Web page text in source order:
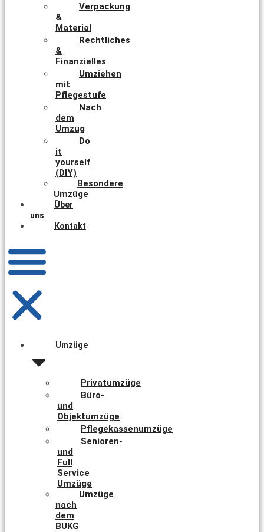
Verpackung
&
Material
Rechtliches
&
Finanzielles
Umziehen
mit
Pflegestufe
Nach
dem
Umzug
Do
it
yourself
(DIY)
Besondere
Umzüge
Über
uns
Kontakt
Umzüge
Privatumzüge
Büro-
und
Objektumzüge
Pflegekassenumzüge
Senioren-
und
Full
Service
Umzüge
Umzüge
nach
dem
BUKG